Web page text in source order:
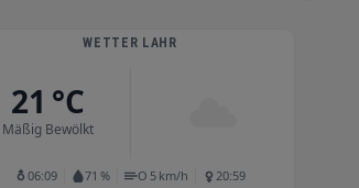
WETTER LAHR
21 °C
Mäßig Bewölkt
06:09 71 % O 5 km/h 20:59